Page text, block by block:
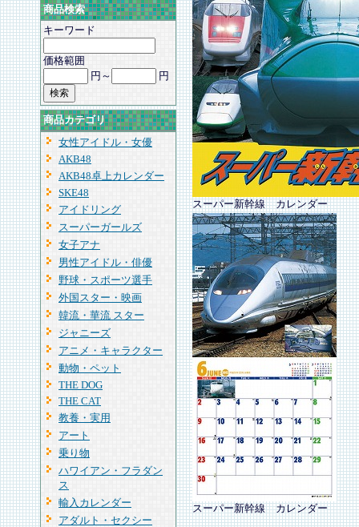
商品検索
キーワード
価格範囲
円～
円
商品カテゴリ
女性アイドル・女優
AKB48
AKB48卓上カレンダー
SKE48
アイドリング
スーパーガールズ
女子アナ
男性アイドル・俳優
野球・スポーツ選手
外国スター・映画
韓流・華流 スター
ジャニーズ
アニメ・キャラクター
動物・ペット
THE DOG
THE CAT
教養・実用
アート
乗り物
ハワイアン・フラダン
ス
輸入カレンダー
アダルト・セクシー
スーパー新幹線 カレンダー
スーパー新幹線 カレンダー